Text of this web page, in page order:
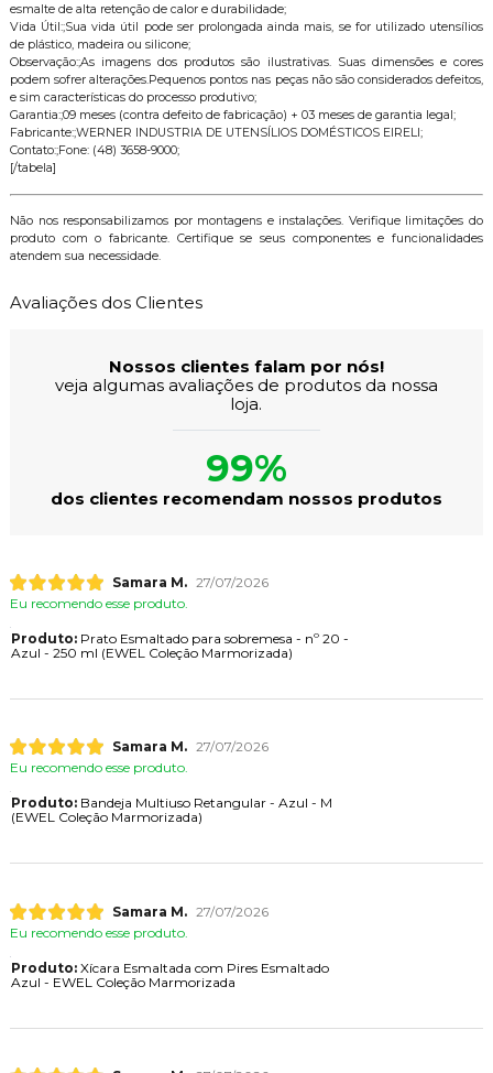
esmalte de alta retenção de calor e durabilidade;
Vida Útil:;Sua vida útil pode ser prolongada ainda mais, se for utilizado utensílios
de plástico, madeira ou silicone;
Observação:;As imagens dos produtos são ilustrativas. Suas dimensões e cores
podem sofrer alterações.Pequenos pontos nas peças não são considerados defeitos,
e sim características do processo produtivo;
Garantia:;09 meses (contra defeito de fabricação) + 03 meses de garantia legal;
Fabricante:;WERNER INDUSTRIA DE UTENSÍLIOS DOMÉSTICOS EIRELI;
Contato:;Fone: (48) 3658-9000;
[/tabela]
Não nos responsabilizamos por montagens e instalações. Verifique limitações do
produto com o fabricante. Certifique se seus componentes e funcionalidades
atendem sua necessidade.
Avaliações dos Clientes
Nossos clientes falam por nós!
veja algumas avaliações de produtos da nossa
loja.
99%
dos clientes recomendam nossos produtos
Samara M. 27/07/2026
Eu recomendo esse produto.
Produto:Prato Esmaltado para sobremesa - nº 20 -
Azul - 250 ml (EWEL Coleção Marmorizada)
Samara M. 27/07/2026
Eu recomendo esse produto.
Produto:Bandeja Multiuso Retangular - Azul - M
(EWEL Coleção Marmorizada)
Samara M. 27/07/2026
Eu recomendo esse produto.
Produto:Xícara Esmaltada com Pires Esmaltado
Azul - EWEL Coleção Marmorizada